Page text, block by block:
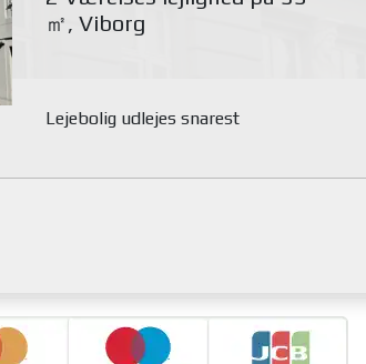
㎡, Viborg
Lejebolig udlejes snarest